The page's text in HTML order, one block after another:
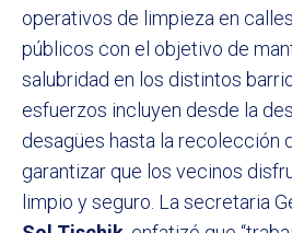
operativos de limpieza en
públicos con el objetivo de
salubridad en los distintos
esfuerzos incluyen desde la
desagües hasta la recolección
garantizar que los vecinos
limpio y seguro. La secretaria